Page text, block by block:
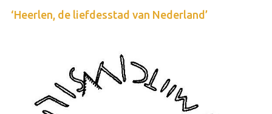
‘Heerlen, de liefdesstad van Nederland’